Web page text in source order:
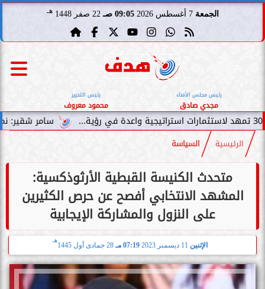
الجمعة 7 أغسطس 2026 09:05 صـ 22 صفر 1448 هـ
رئيس مجلس الأمناء
مجدي صادق
رئيس التحرير
محمود معروف
سامر شقير: نمو صناديق
الرئيسية السياسة
متحدث الكنيسة القبطية الأرثوذكسية:
المشهد الانتخابي أفصح عن حرص الكثيرين
على النزول والمشاركة الإيجابية
الإثنين 07:19 مـ 28 جمادى أول 1445
هـ